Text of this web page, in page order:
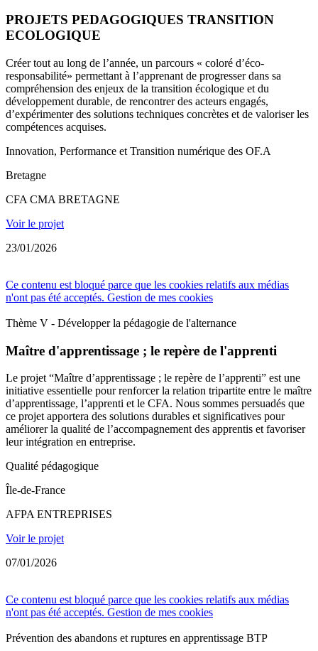
PROJETS PEDAGOGIQUES TRANSITION
ECOLOGIQUE
Créer tout au long de l’année, un parcours « coloré d’éco-
responsabilité» permettant à l’apprenant de progresser dans sa
compréhension des enjeux de la transition écologique et du
développement durable, de rencontrer des acteurs engagés,
d’expérimenter des solutions techniques concrètes et de valoriser les
compétences acquises.
Innovation, Performance et Transition numérique des OF.A
Bretagne
CFA CMA BRETAGNE
Voir le projet
23/01/2026
Ce contenu est bloqué parce que les cookies relatifs aux médias
n'ont pas été acceptés. Gestion de mes cookies
Thème V - Développer la pédagogie de l'alternance
Maître d'apprentissage ; le repère de l'apprenti
Le projet “Maître d’apprentissage ; le repère de l’apprenti” est une
initiative essentielle pour renforcer la relation tripartite entre le maître
d’apprentissage, l’apprenti et le CFA. Nous sommes persuadés que
ce projet apportera des solutions durables et significatives pour
améliorer la qualité de l’accompagnement des apprentis et favoriser
leur intégration en entreprise.
Qualité pédagogique
Île-de-France
AFPA ENTREPRISES
Voir le projet
07/01/2026
Ce contenu est bloqué parce que les cookies relatifs aux médias
n'ont pas été acceptés. Gestion de mes cookies
Prévention des abandons et ruptures en apprentissage BTP